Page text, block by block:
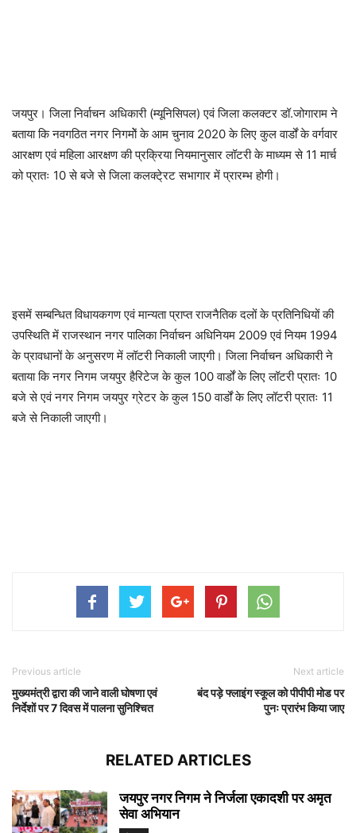
जयपुर। जिला निर्वाचन अधिकारी (म्यूनिसिपल) एवं जिला कलक्टर डॉ.जोगाराम ने
बताया कि नवगठित नगर निगमोें के आम चुनाव 2020 के लिए कुल वार्डों के वर्गवार
आरक्षण एवं महिला आरक्षण की प्रक्रिया नियमानुसार लॉटरी के माध्यम से 11 मार्च
को प्रातः 10 से बजे से जिला कलक्टे्रट सभागार में प्रारम्भ होगी।
इसमें सम्बन्धित विधायकगण एवं मान्यता प्राप्त राजनैतिक दलों के प्रतिनिधियों की
उपस्थिति में राजस्थान नगर पालिका निर्वाचन अधिनियम 2009 एवं नियम 1994
के प्रावधानों के अनुसरण में लॉटरी निकाली जाएगी। जिला निर्वाचन अधिकारी ने
बताया कि नगर निगम जयपुर हैरिटेज के कुल 100 वार्डों के लिए लॉटरी प्रातः 10
बजे से एवं नगर निगम जयपुर ग्रेटर के कुल 150 वार्डों के लिए लॉटरी प्रातः 11
बजे से निकाली जाएगी।
Previous article
मुख्यमंत्री द्वारा की जाने वाली घोषणा एवं
निर्देशाें पर 7 दिवस में पालना सुनिश्चित
Next article
बंद पड़े फ्लाइंग स्कूल को पीपीपी मोड पर
पुनः प्रारंभ किया जाए
RELATED ARTICLES
जयपुर नगर निगम ने निर्जला एकादशी पर अमृत
सेवा अभियान